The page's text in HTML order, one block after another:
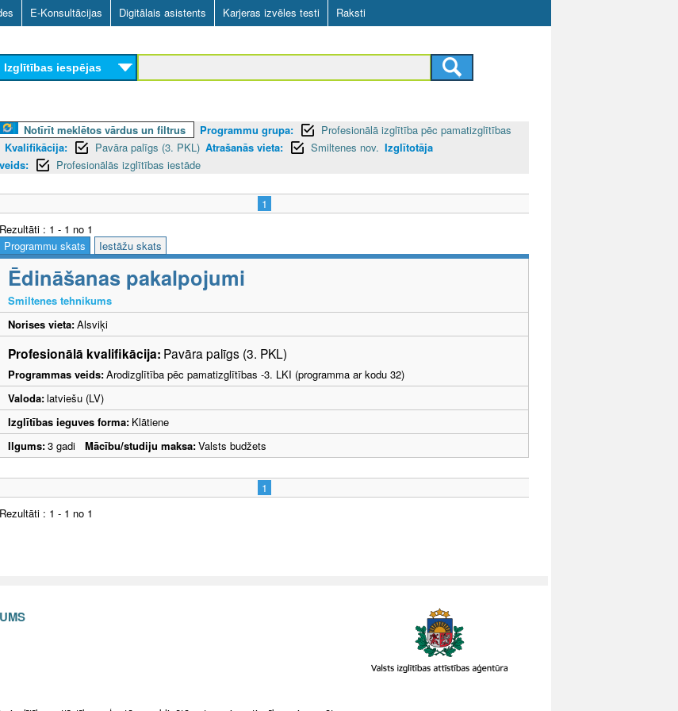
Skip
to
main
content
E-Konsultācijas Digitālais asistents Karjeras izvēles testi Raksti
Izglītības iespējas
Notīrīt meklētos vārdus un filtrus Programmu grupa:
Profesionālā izglītība pēc pamatizglītības
Kvalifikācija:
Pavāra palīgs (3. PKL) Atrašanās vieta: Smiltenes nov. Izglītotāja
veids:
Profesionālās izglītības iestāde
1
Rezultāti : 1 - 1 no 1
Programmu skats
Iestāžu skats
Ēdināšanas pakalpojumi
Smiltenes tehnikums
Norises vieta:Alsviķi
Profesionālā kvalifikācija: Pavāra palīgs (3. PKL)
Programmas veids:Arodizglītība pēc pamatizglītības -3. LKI (programma ar kodu 32)
Valoda:latviešu (LV)
Izglītības ieguves forma: Klātiene
Ilgums:3 gadi Mācību/studiju maksa:Valsts budžets
1
Rezultāti : 1 - 1 no 1